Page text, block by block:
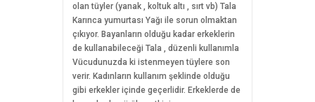
olan tüyler (yanak , koltuk altı , sırt vb) Tala
Karınca yumurtası Yağı ile sorun olmaktan
çıkıyor. Bayanların olduğu kadar erkeklerin
de kullanabileceği Tala , düzenli kullanımla
Vücudunuzda ki istenmeyen tüylere son
verir. Kadınların kullanım şeklinde olduğu
gibi erkekler içinde geçerlidir. Erkeklerde de